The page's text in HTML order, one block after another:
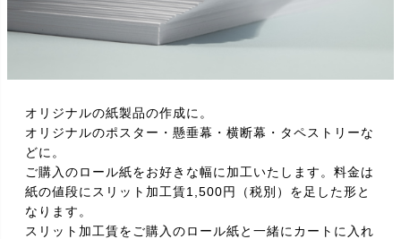
オリジナルの紙製品の作成に。
オリジナルのポスター・懸垂幕・横断幕・タペストリーな
どに。
ご購入のロール紙をお好きな幅に加工いたします。料金は
紙の値段にスリット加工賃1,500円（税別）を足した形と
なります。
スリット加工賃をご購入のロール紙と一緒にカートに入れ